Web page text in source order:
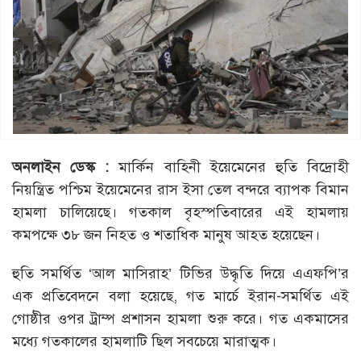
অনলাইন ডেস্ক :মার্কিন বাহিনী ইয়েমেনের হুতি বিদ্রোহী
নিয়ন্ত্রিত পশ্চিম ইয়েমেনের রাস ইসা তেল বন্দরে ব্যাপক বিমান
হামলা চালিয়েছে। গতকাল বৃহস্পতিবারের এই হামলায়
কমপক্ষে ৩৮ জন নিহত ও শতাধিক মানুষ আহত হয়েছেন।
হুতি সমর্থিত ‘আল মাসিরাহ’ টিভির উদ্ধৃতি দিয়ে এএফপি’র
এক প্রতিবেদনে বলা হয়েছে, গত মার্চে ইরান-সমর্থিত এই
গোষ্ঠীর ওপর ট্রাম্প প্রশাসন হামলা শুরু করে। গত একমাসের
মধ্যে গতকালের হামলাটি ছিল সবচেয়ে মারাত্মক।